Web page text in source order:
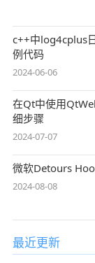
c++中log4cplus
例代码
2024-06-06
在Qt中使用
细步骤
2024-07-07
微软Detours
2024-08-08
最近更新